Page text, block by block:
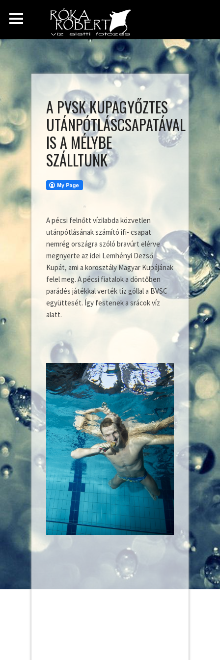
A PVSK KUPAGYŐZTES
UTÁNPÓTLÁSCSAPATÁVAL
IS A MÉLYBE
SZÁLLTUNK
A pécsi felnőtt vízilabda közvetlen
utánpótlásának számító ifi- csapat
nemrég országra szóló bravúrt elérve
megnyerte az idei Lemhényi Dezső
Kupát, ami a korosztály Magyar Kupájának
felel meg. A pécsi fiatalok a döntőben
parádés játékkal verték tíz góllal a BVSC
együttesét. Így festenek a srácok víz
alatt.